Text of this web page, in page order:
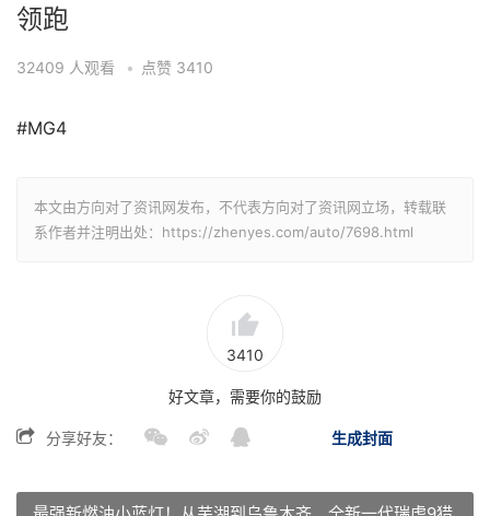
领跑
32409 人观看 • 点赞 3410
#MG4
本文由方向对了资讯网发布，不代表方向对了资讯网立场，转载联
系作者并注明出处：https://zhenyes.com/auto/7698.html
3410
好文章，需要你的鼓励
生成封面
分享好友：